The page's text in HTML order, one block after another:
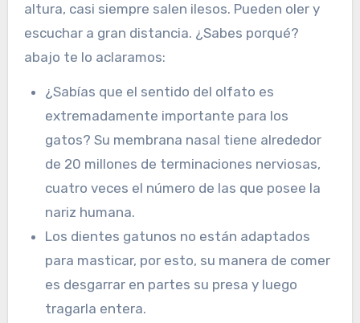
altura, casi siempre salen ilesos. Pueden oler y
escuchar a gran distancia. ¿Sabes porqué?
abajo te lo aclaramos:
¿Sabías que el sentido del olfato es
extremadamente importante para los
gatos? Su membrana nasal tiene alrededor
de 20 millones de terminaciones nerviosas,
cuatro veces el número de las que posee la
nariz humana.
Los dientes gatunos no están adaptados
para masticar, por esto, su manera de comer
es desgarrar en partes su presa y luego
tragarla entera.